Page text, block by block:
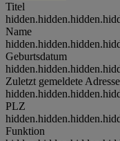
Titel
Name
Geburtsdatum
Zuletzt gemeldete Adresse
PLZ
Funktion